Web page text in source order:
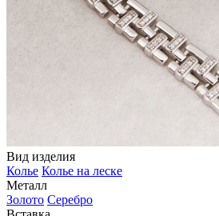
Вид изделия
Колье Колье на леске
Металл
Золото Серебро